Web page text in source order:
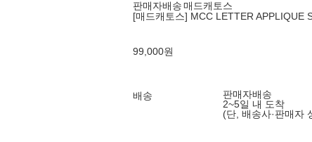
판매자배송매드캐토스
[매드캐토스] MCC LETTER APPLIQUE
99,000원
배송
판매자배송
2~5일 내 도착
(단, 배송사·판매자